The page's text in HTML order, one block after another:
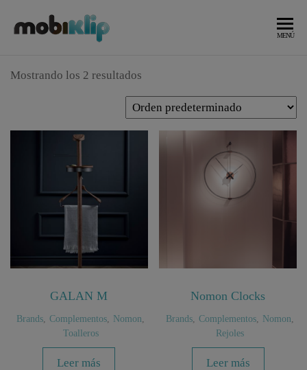
MENÚ
Mostrando los 2 resultados
GALAN M
Brands Complementos Nomon
Toalleros
Leer más
Nomon Clocks
Brands, Complementos, Nomon
Rejoles
Leer más